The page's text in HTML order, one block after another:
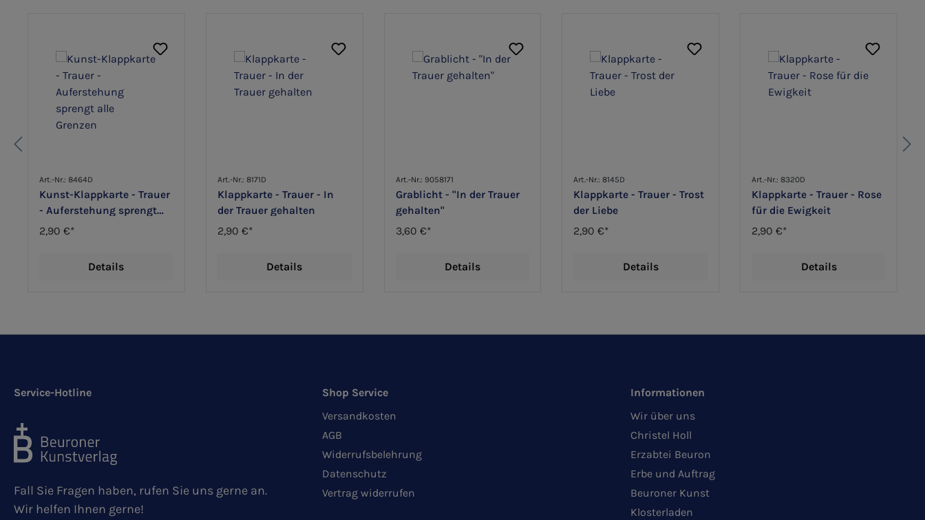
Art.-Nr.: 8464D
Kunst-Klappkarte - Trauer
- Auferstehung sprengt
alle Grenzen
2,90 €*
Details
Art.-Nr.: 8171D
Klappkarte - Trauer - In
der Trauer gehalten
2,90 €*
Details
Art.-Nr.: 9058171
Grablicht - "In der Trauer
gehalten"
3,60 €*
Details
Art.-Nr.: 8145D
Klappkarte - Trauer - Trost
der Liebe
2,90 €*
Details
Art.-Nr.: 8320D
Klappkarte - Trauer - Rose
für die Ewigkeit
2,90 €*
Details
Service-Hotline
Fall Sie Fragen haben, rufen Sie uns gerne an.
Wir helfen Ihnen gerne!
Shop Service
Versandkosten
AGB
Widerrufsbelehrung
Datenschutz
Vertrag widerrufen
Informationen
Wir über uns
Christel Holl
Erzabtei Beuron
Erbe und Auftrag
Beuroner Kunst
Klosterladen